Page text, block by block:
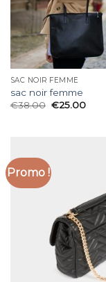
SAC NOIR FEMME
sac noir femme
€38.00 €25.00
Promo !